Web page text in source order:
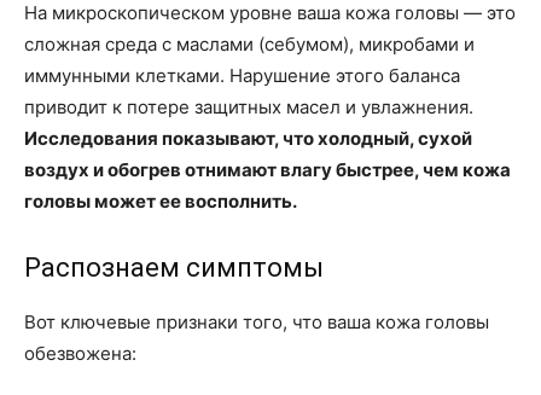
На микроскопическом уровне ваша кожа головы — это
сложная среда с маслами (себумом), микробами и
иммунными клетками. Нарушение этого баланса
приводит к потере защитных масел и увлажнения.
Исследования показывают, что холодный, сухой
воздух и обогрев отнимают влагу быстрее, чем кожа
головы может ее восполнить.
Распознаем симптомы
Вот ключевые признаки того, что ваша кожа головы
обезвожена: